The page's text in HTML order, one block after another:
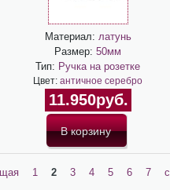
Материал: латунь
Размер: 50мм
Тип: Ручка на розетке
Цвет: античное серебро
11.950руб.
1 2 3 4 5 6 7